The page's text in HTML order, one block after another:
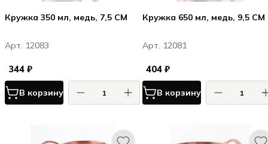
Кружка 350 мл, медь, 7,5 CM
Арт. 12083
344 ₽
В корзину
Кружка 650 мл, медь, 9,5 CM
Арт. 12081
404 ₽
В корзину